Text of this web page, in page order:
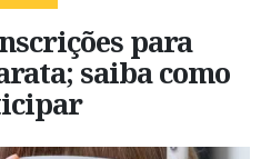
para
saiba como